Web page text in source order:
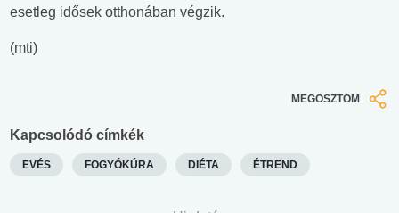
esetleg idősek otthonában végzik.
(mti)
MEGOSZTOM
Kapcsolódó címkék
EVÉS FOGYÓKÚRA DIÉTA ÉTREND